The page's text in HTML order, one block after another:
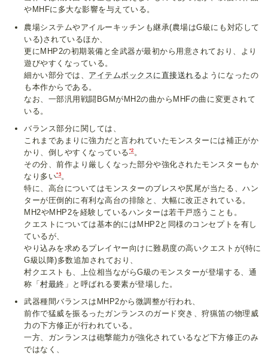
やMHFに多大な影響を与えている。
農場システムやアイルーキッチンも継承(農場はG級にも対応して
いる)されているほか、
更にMHP2の初期装備と全武器が最初から用意されており、より
遊びやすくなっている。
細かい部分では、 アイテムボックスに直接送れる ようになったの
も本作からである。
なお、一部汎用戦闘BGMがMH2の曲からMHFの曲に変更されて
いる。
バランス部分に関しては、
これまであまりに強力だと言われていたモンスターには補正がか
かり、倒しやすくなっている *2。
その分、前作より厳しくなった部分や強化されたモンスターもか
なり多い*3 。
特に、高台についてはモンスターのブレスや尻尾が当たる、ハン
ターが圧倒的に有利な高台の排除と、大幅に改正されている。
MH2やMHP2を経験しているハンターは若干戸惑うことも。
クエストについては基本的にはMHP2と同様のコンセプトを有し
ているが、
やり込みを求めるプレイヤー向けに難易度の高いクエストが(特に
G級以降)多数追加されており、
村クエストも、上位相当ながらG級のモンスターが登場する、通
称「村最終 」と呼ばれる要素が登場した。
武器種間バランスはMHP2から微調整が行われ、
前作で猛威を振るったガンランスのガード突き、狩猟笛の物理威
力の下方修正が行われている。
一方、ガンランスは砲撃能力が強化されているなど下方修正のみ
ではなく、